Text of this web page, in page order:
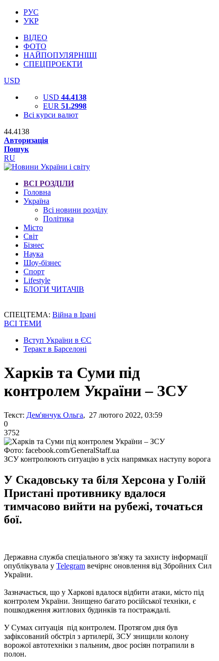
РУС
УКР
ВІДЕО
ФОТО
НАЙПОПУЛЯРНІШІ
СПЕЦПРОЕКТИ
USD
USD 44.4138
EUR 51.2998
Всі курси валют
44.4138
Авторизація
Пошук
RU
ВСІ РОЗДІЛИ
Головна
Україна
Всі новини розділу
Політика
Місто
Світ
Бізнес
Наука
Шоу-бізнес
Спорт
Lifestyle
БЛОГИ ЧИТАЧІВ
СПЕЦТЕМА: Війна в Ірані
ВСІ ТЕМИ
Вступ України в ЄС
Теракт в Барселоні
Харків та Суми під
контролем України – ЗСУ
Текст: Дем'янчук Ольга, 27 лютого 2022, 03:59
0
3752
Фото: facebook.com/GeneralStaff.ua
ЗСУ контролюють ситуацію в усіх напрямках наступу ворога
У Скадовську та біля Херсона у Голій
Пристані противнику вдалося
тимчасово вийти на рубежі, точаться
бої.
Державна служба спеціального зв'язку та захисту інформації
опублікувала у Telegram вечірнє оновлення від Збройних Сил
України.
Зазначається, що у Харкові вдалося відбити атаки, місто під
контролем України. Знищено багато російської техніки, є
пошкодження житлових будинків та постраждалі.
У Сумах ситуація під контролем. Протягом дня був
зафіксований обстріл з артилерії, ЗСУ знищили колону
ворожої автотехніки з пальним, двоє росіян потрапили в
полон.